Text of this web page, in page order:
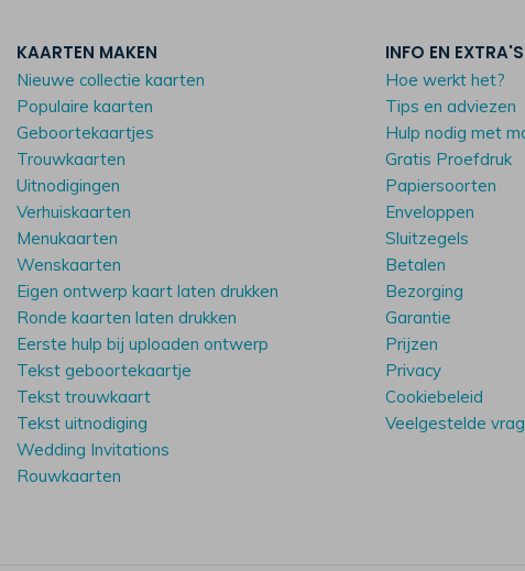
KAARTEN MAKEN
Nieuwe collectie kaarten
Populaire kaarten
Geboortekaartjes
Trouwkaarten
Uitnodigingen
Verhuiskaarten
Menukaarten
Wenskaarten
Eigen ontwerp kaart laten drukken
Ronde kaarten laten drukken
Eerste hulp bij uploaden ontwerp
Tekst geboortekaartje
Tekst trouwkaart
Tekst uitnodiging
Wedding Invitations
Rouwkaarten
INFO EN EXTRA'S
Hoe werkt het?
Tips en adviezen
Hulp nodig met
Gratis Proefdruk
Papiersoorten
Enveloppen
Sluitzegels
Betalen
Bezorging
Garantie
Prijzen
Privacy
Cookiebeleid
Veelgestelde